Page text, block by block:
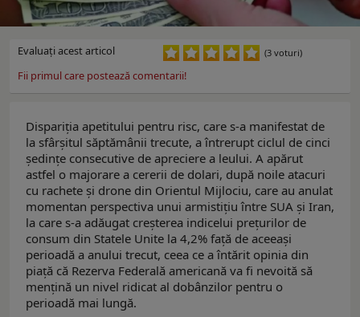
Evaluaţi acest articol (3 voturi)
Fii primul care postează comentarii!
Dispariția apetitului pentru risc, care s-a manifestat de
la sfârșitul săptămânii trecute, a întrerupt ciclul de cinci
ședințe consecutive de apreciere a leului. A apărut
astfel o majorare a cererii de dolari, după noile atacuri
cu rachete și drone din Orientul Mijlociu, care au anulat
momentan perspectiva unui armistițiu între SUA și Iran,
la care s-a adăugat creșterea indicelui prețurilor de
consum din Statele Unite la 4,2% față de aceeași
perioadă a anului trecut, ceea ce a întărit opinia din
piață că Rezerva Federală americană va fi nevoită să
mențină un nivel ridicat al dobânzilor pentru o
perioadă mai lungă.